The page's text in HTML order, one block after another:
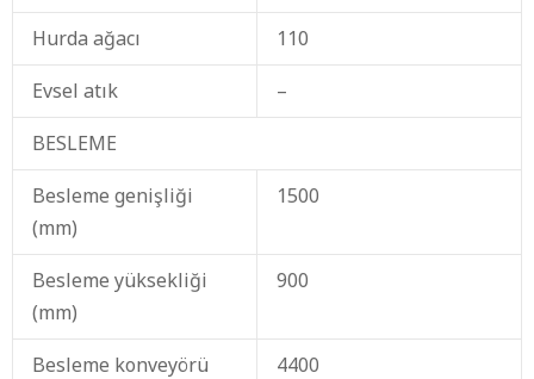
Hurda ağacı
110
Evsel atık
–
BESLEME
Besleme genişliği
(mm)
1500
Besleme yüksekliği
(mm)
900
Besleme konveyörü
4400